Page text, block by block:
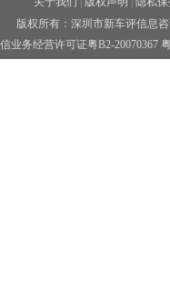
版权所有：深圳市新车评信息
业务经营许可证粤B2-20070367